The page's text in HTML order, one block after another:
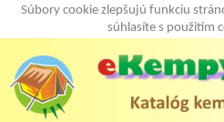
Súbory cookie zlepšujú funkciu
súhlasíte s použitím